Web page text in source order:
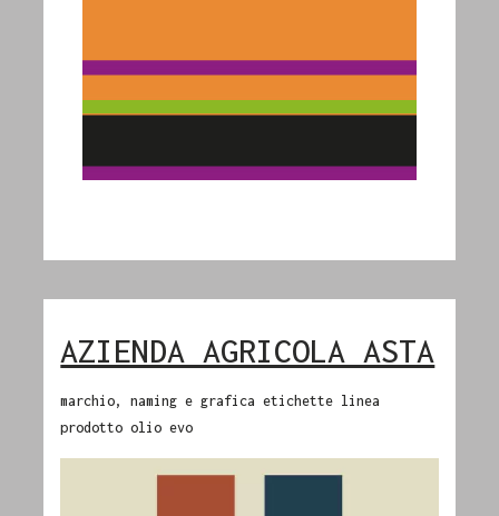
AZIENDA AGRICOLA ASTA
marchio, naming e grafica etichette linea
prodotto olio evo